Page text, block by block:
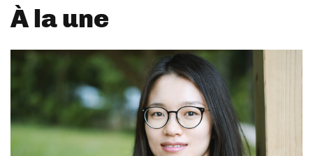
À la une